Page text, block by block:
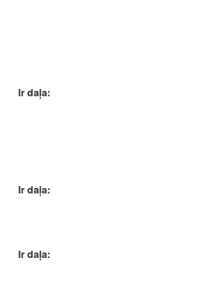
Ir daļa:
Ir daļa:
Ir daļa: